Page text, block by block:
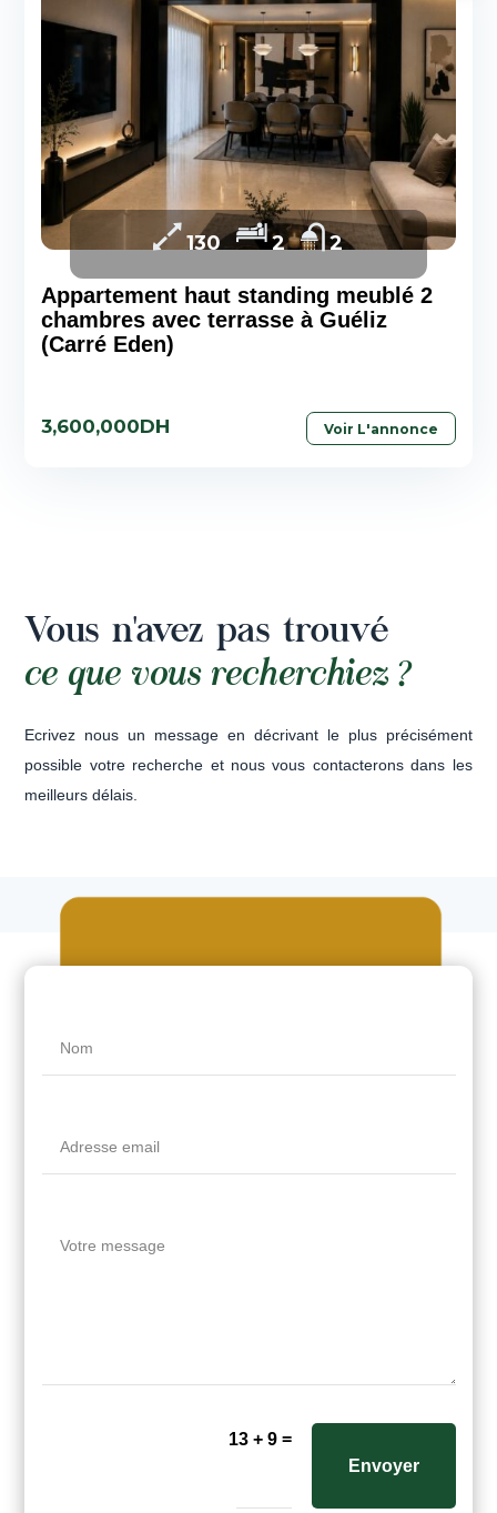
Appartement haut standing meublé 2
chambres avec terrasse à Guéliz
(Carré Eden)
3,600,000DH Voir L'annonce
130 2 2
Vous n'avez pas trouvé
ce que vous recherchiez ?
Ecrivez nous un message en décrivant le plus précisément
possible votre recherche et nous vous contacterons dans les
meilleurs délais.
13 + 9=
Envoyer